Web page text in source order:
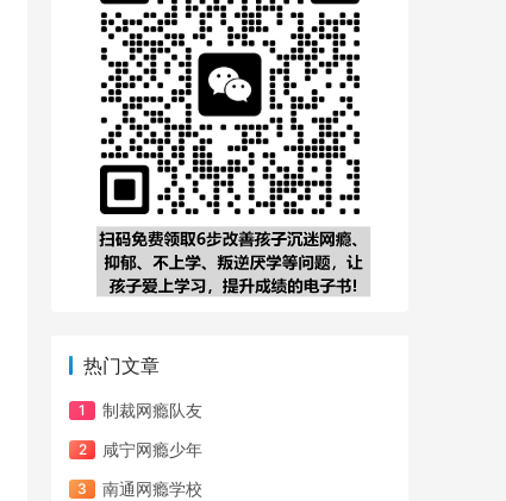
热门文章
制裁网瘾队友
咸宁网瘾少年
南通网瘾学校